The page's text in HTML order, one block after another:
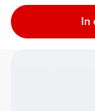
In